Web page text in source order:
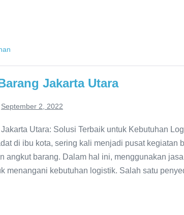
Jakarta Utara
September 2, 2022
Utara: Solusi Terbaik untuk Kebutuhan
di ibu kota, sering kali menjadi pusat kegiatan
angkut barang. Dalam hal ini, menggunakan
menangani kebutuhan logistik. Salah satu